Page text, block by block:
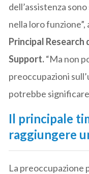
dell’assistenza
nella loro
Principal Research
Support.“Ma non
preoccupazioni
potrebbe
Il principale
raggiungere
La preoccupazione